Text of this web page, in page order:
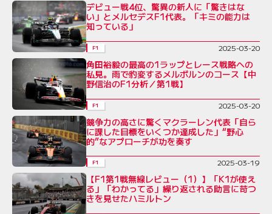
デビュー戦4位、驚異の新人に「驚きはな
い」とメルセデスF1代表。「キミの能力は
知っている」
F1 2025-03-20
角田裕毅の最高の1ラップとレース戦略への
私見。雨で豹変するメルボルンのコース【中
野信治のF1分析／第1戦】
F1 2025-03-20
競争力の高さに驚くマクラーレン代表「自ら
に課した目標をいくつか達成した」“野心
的”なアプローチが功を奏す
F1 2025-03-19
【F1第1戦無線レビュー（1）】「K1が使え
る」「わかってる」繰り返される助言に苛つ
きを見せたハミルトン